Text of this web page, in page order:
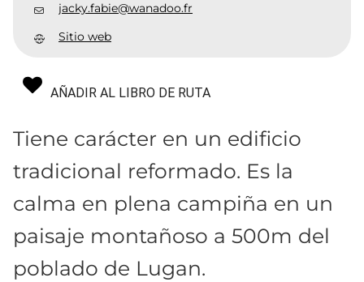
jacky.fabie@wanadoo.fr
Sitio web
AÑADIR AL LIBRO DE RUTA
Tiene carácter en un edificio
tradicional reformado. Es la
calma en plena campiña en un
paisaje montañoso a 500m del
poblado de Lugan.